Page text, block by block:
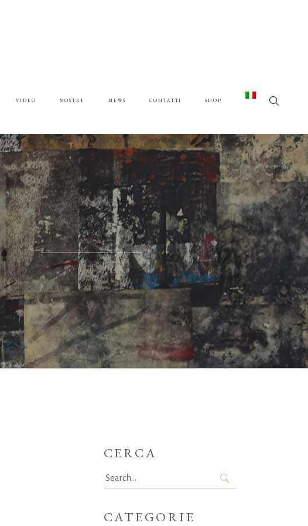
VIDEO MOSTRE NEWS CONTATTI SHOP
CERCA
Search
for:
CATEGORIE